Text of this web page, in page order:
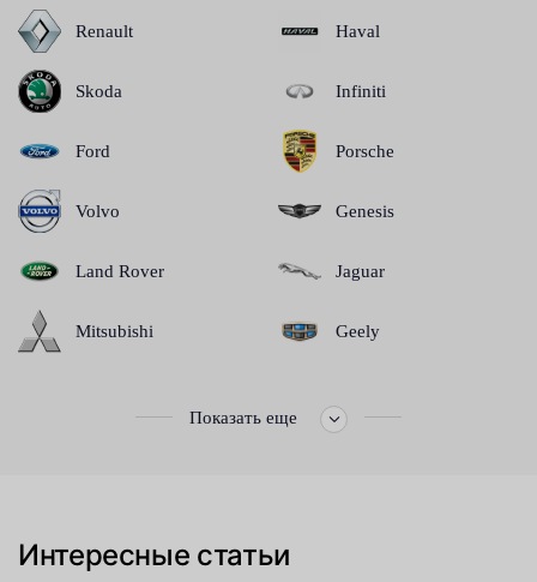
Renault
Skoda
Ford
Volvo
Land Rover
Mitsubishi
Haval
Infiniti
Porsche
Genesis
Jaguar
Geely
Показать еще
Интересные статьи